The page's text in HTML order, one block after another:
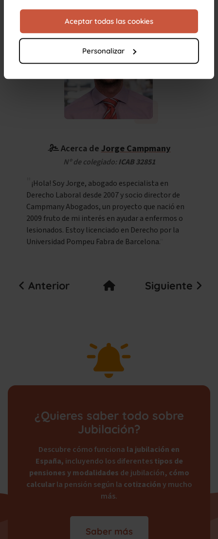
Aceptar todas las cookies
Personalizar
Acerca deJorge Campmany
Nº de colegiado:ICAB 32851
¡Hola! Soy Jorge, abogado especialista en
Derecho Laboral desde 2007 y socio director de
Campmany Abogados, un proyecto que nació en
2009 fruto de mi interés en ayudar a enfermos o
lesionados. Estoy licenciado en Derecho por la
Universidad Pompeu Fabra de Barcelona.
Anterior Siguiente
¿Quieres saber todo sobre
Jubilación?
Descubre cómo funciona la jubilación en
España, incluyendo los diferentes tipos de
pensiones y modalidades de jubilación, cómo
calcularla pensión según la cotizacióny mucho
más.
Saber más